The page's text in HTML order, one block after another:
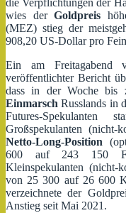
die Verpflichtungen der
wies der Goldpreis
(MEZ) stieg der
908,20 US-Dollar pro
Ein am Freitagabend
veröffentlichter Bericht
dass in der Woche bis
Einmarsch Russlands in
Futures-Spekulanten
Großspekulanten (nicht-
Netto-Long-Position
600 auf 243 150
Kleinspekulanten (nicht-
von 25 300 auf 26 600
verzeichnete der
Anstieg seit Mai 2021.